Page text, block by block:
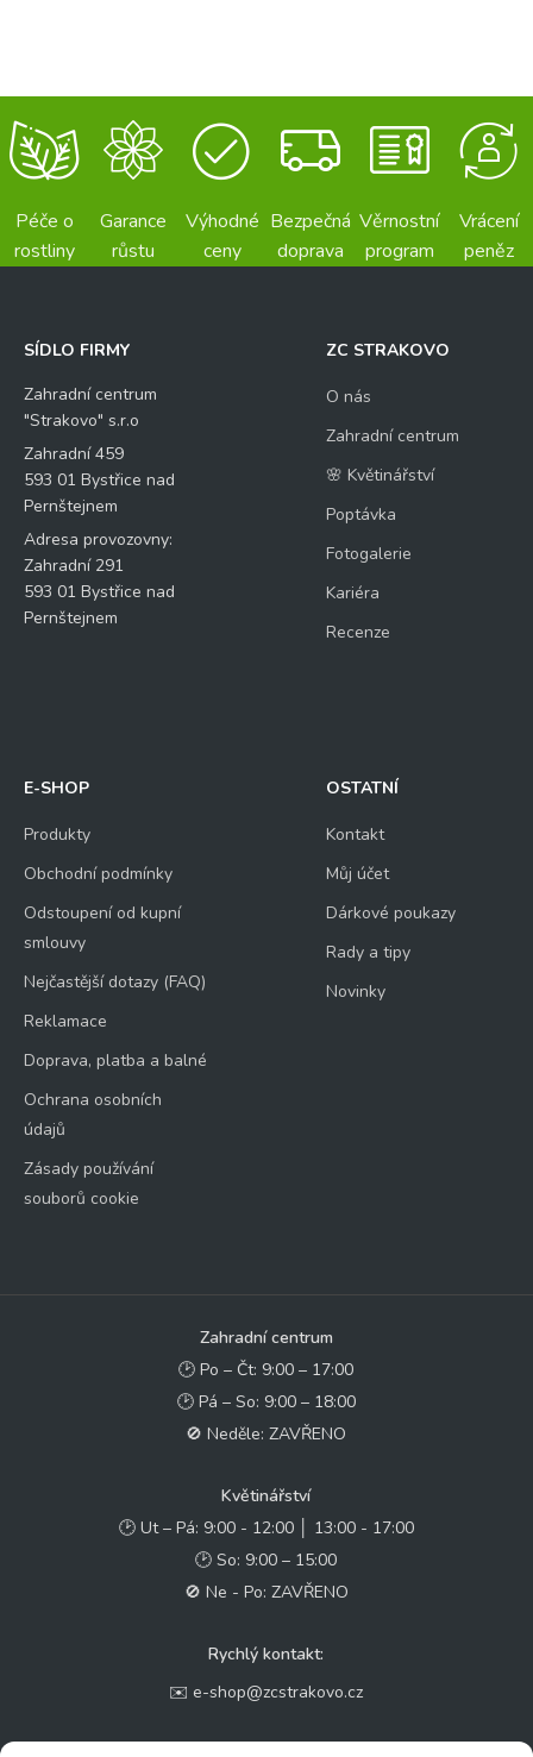
Péče o
rostliny
Garance
růstu
Výhodné
ceny
Bezpečná
doprava
Věrnostní
program
Vrácení
peněz
SÍDLO FIRMY
Zahradní centrum
"Strakovo" s.r.o
Zahradní 459
593 01 Bystřice nad
Pernštejnem
Adresa provozovny:
Zahradní 291
593 01 Bystřice nad
Pernštejnem
ZC STRAKOVO
O nás
Zahradní centrum
🌸 Květinářství
Poptávka
Fotogalerie
Kariéra
Recenze
E-SHOP
Produkty
Obchodní podmínky
Odstoupení od kupní
smlouvy
Nejčastější dotazy (FAQ)
Reklamace
Doprava, platba a balné
Ochrana osobních
údajů
Zásady používání
souborů cookie
OSTATNÍ
Kontakt
Můj účet
Dárkové poukazy
Rady a tipy
Novinky
Zahradní centrum
🕑 Po – Čt: 9:00 – 17:00
🕑 Pá – So: 9:00 – 18:00
🚫 Neděle: ZAVŘENO
Květinářství
🕑 Ut – Pá: 9:00 - 12:00 │ 13:00 - 17:00
🕑 So: 9:00 – 15:00
🚫 Ne - Po: ZAVŘENO
Rychlý kontakt:
✉️ e-shop@zcstrakovo.cz